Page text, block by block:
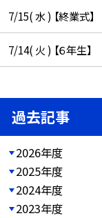
7/15( 水 ) 【終業式】
7/14( 火 ) 【６年生
過去記事
2026年度
2025年度
2024年度
2023年度